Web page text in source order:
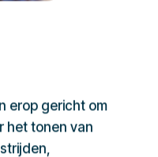
erop gericht om
het tonen van